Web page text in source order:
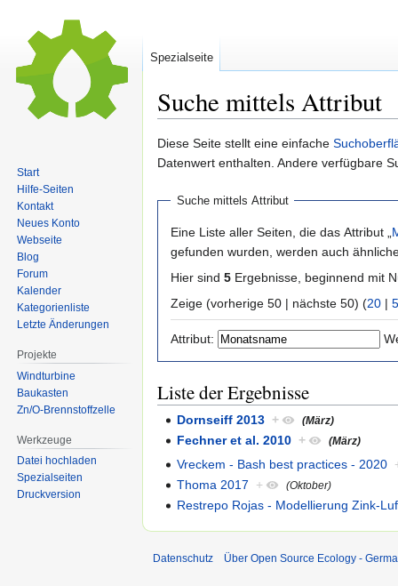
Suche mittels Attribut
Zur
Navigation
Zur
Suche
Diese Seite stellt eine einfache
Datenwert enthalten. Andere verfügbare
Suche mittels Attribut
Eine Liste aller Seiten, die das Attribut „
gefunden wurden, werden auch
Hier sind 5 Ergebnisse, beginnend mit
Zeige (vorherige 50 | nächste 50) (20 |
Attribut:
Liste der Ergebnisse
Dornseiff 2013 + (März)
Fechner et al. 2010 + (März)
Vreckem - Bash best practices - 2020
Thoma 2017
+ (Oktober)
Restrepo Rojas - Modellierung Zink-
Spezialseite
Start
Hilfe-Seiten
Kontakt
Neues Konto
Webseite
Blog
Forum
Kalender
Kategorienliste
Letzte Änderungen
Projekte
Windturbine
Baukasten
Zn/O-Brennstoffzelle
Werkzeuge
Datei hochladen
Spezialseiten
Druckversion
Datenschutz Über Open Source Ecology -